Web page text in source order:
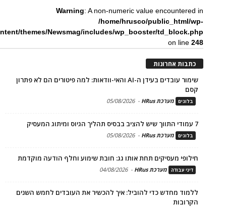
Warning: A non-numeric value encountered in
/home/hrusco/public_html/wp-
themes/Newsmag/includes/wp_booster/td_block.php
on line248
כתבות אחרונות
שימור עובדים בעידן ה-AI והאי-וודאות: למה פיטורים הם לא פתרון
קסם
בלוגים מערכת HRus -
05/08/2026
7 עמודי התווך שיש להציב בבסיס תהליך הגיוס ומיתוג המעסיק
בלוגים מערכת HRus -
05/08/2026
חילופי מעסיקים תחת אותו גג: חובת שימוע וחלף הודעה מוקדמת
דיני עבודה מערכת HRus -
04/08/2026
ללמוד מחדש כדי להוביל: איך להכשיר את העובדים לחמש השנים
הקרובות